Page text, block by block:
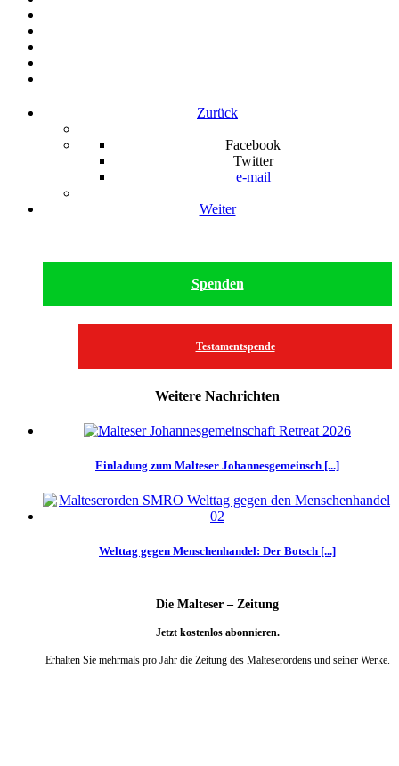
Zurück
Facebook
Twitter
e-mail
Weiter
Spenden
Testamentspende
Weitere Nachrichten
Einladung zum Malteser Johannesgemeinsch [...]
Welttag gegen Menschenhandel: Der Botsch [...]
Die Malteser – Zeitung
Jetzt kostenlos abonnieren.
Erhalten Sie mehrmals pro Jahr die Zeitung des Malteserordens und seiner Werke.